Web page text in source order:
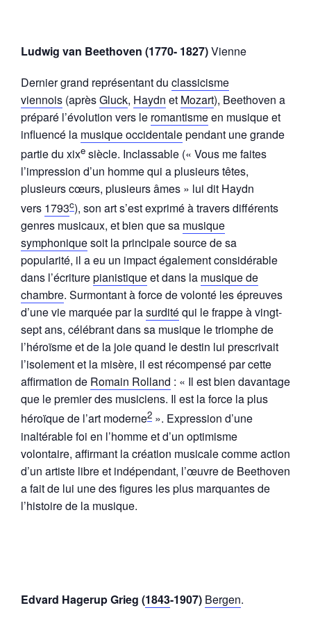
Ludwig van Beethoven (1770- 1827)Vienne
Dernier grand représentant du classicisme
viennois (aprèsGluck, Haydn et Mozart), Beethoven a
préparé l’évolution vers le romantismeen musique et
influencé la musique occidentalependant une grande
partie du xixe siècle. Inclassable (« Vous me faites
l’impression d’un homme qui a plusieurs têtes,
plusieurs cœurs, plusieurs âmes » lui dit Haydn
vers 1793c), son art s’est exprimé à travers différents
genres musicaux, et bien que sa musique
symphoniquesoit la principale source de sa
popularité, il a eu un impact également considérable
dans l’écriturepianistiqueet dans la musique de
chambre. Surmontant à force de volonté les épreuves
d’une vie marquée par lasurditéqui le frappe à vingt-
sept ans, célébrant dans sa musique le triomphe de
l’héroïsme et de la joie quand le destin lui prescrivait
l’isolement et la misère, il est récompensé par cette
affirmation de Romain Rolland : « Il est bien davantage
que le premier des musiciens. Il est la force la plus
héroïque de l’art moderne2 ». Expression d’une
inaltérable foi en l’homme et d’un optimisme
volontaire, affirmant la création musicale comme action
d’un artiste libre et indépendant, l’œuvre de Beethoven
a fait de lui une des figures les plus marquantes de
l’histoire de la musique.
Edvard Hagerup Grieg (1843-1907) Bergen.